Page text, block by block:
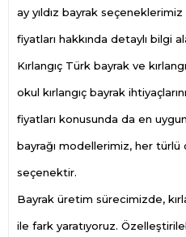
ay yıldız bayrak
fiyatları hakkında detaylı bilgi
Kırlangıç Türk bayrak ve
okul kırlangıç bayrak
fiyatları konusunda da en
bayrağı modellerimiz, her
seçenektir.
Bayrak üretim sürecimizde,
ile fark yaratıyoruz.